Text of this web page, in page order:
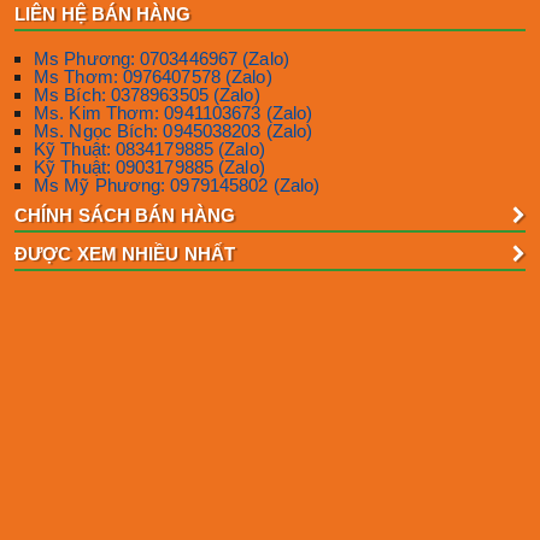
LIÊN HỆ BÁN HÀNG
Ms Phương: 0703446967 (Zalo)
Ms Thơm: 0976407578 (Zalo)
Ms Bích: 0378963505 (Zalo)
Ms. Kim Thơm: 0941103673 (Zalo)
Ms. Ngọc Bích: 0945038203 (Zalo)
Kỹ Thuật: 0834179885 (Zalo)
Kỹ Thuật: 0903179885 (Zalo)
Ms Mỹ Phương: 0979145802 (Zalo)
CHÍNH SÁCH BÁN HÀNG
ĐƯỢC XEM NHIỀU NHẤT